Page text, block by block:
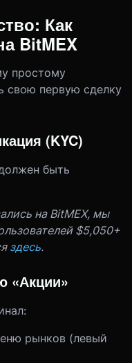
Как
BitMEX
простому
свою первую сделку
(KYC)
быть
на BitMEX, мы
$5,050+
здесь.
«Акции»
рынков (левый